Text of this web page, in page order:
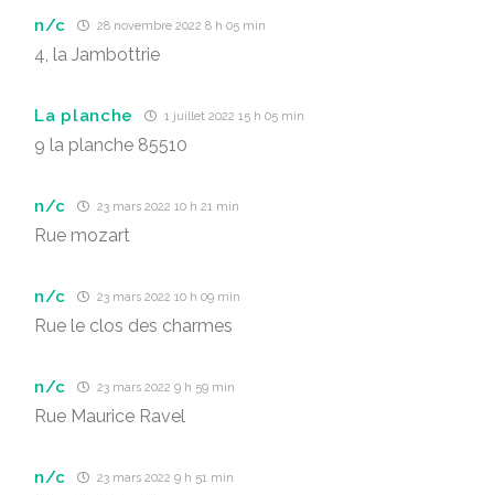
n/c 28 novembre 2022 8 h 05 min
4, la Jambottrie
La planche 1 juillet 2022 15 h 05 min
9 la planche 85510
n/c 23 mars 2022 10 h 21 min
Rue mozart
n/c 23 mars 2022 10 h 09 min
Rue le clos des charmes
n/c 23 mars 2022 9 h 59 min
Rue Maurice Ravel
n/c 23 mars 2022 9 h 51 min